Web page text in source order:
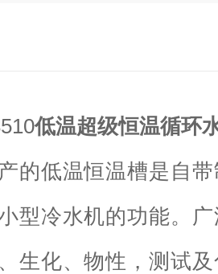
低温超级恒温循环
的低温恒温槽是自
型冷水机的功能。
生化、物性，测试